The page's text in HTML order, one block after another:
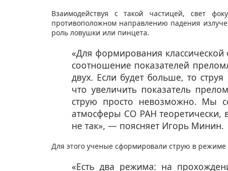
Взаимодействуя с такой частицей, свет
противоположном направлению падения
роль ловушки или пинцета.
«Для формирования
соотношение показателей
двух. Если будет больше, то
что увеличить показатель
струю просто невозможно. Мы
атмосферы СО РАН теоретически,
не так», — поясняет Игорь Минин.
Для этого ученые сформировали струю в режиме
«Есть два режима: на